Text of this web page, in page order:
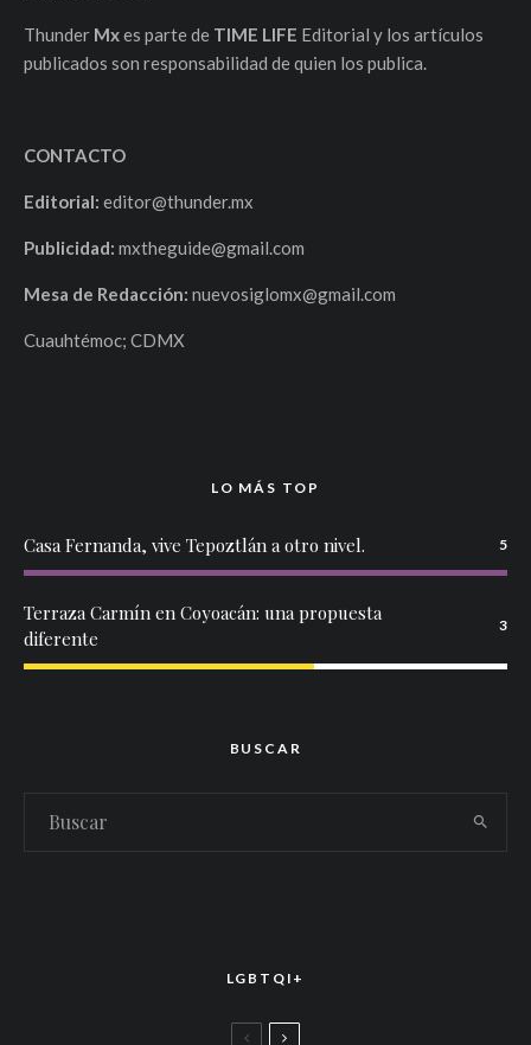
Thunder Mxes parte de TIME LIFE Editorial y los artículos
publicados son responsabilidad de quien los publica.
CONTACTO
Editorial: editor@thunder.mx
Publicidad: mxtheguide@gmail.com
Mesa de Redacción: nuevosiglomx@gmail.com
Cuauhtémoc; CDMX
LO MÁS TOP
Casa Fernanda, vive Tepoztlán a otro nivel. 5
Terraza Carmín en Coyoacán: una propuesta
diferente
3
BUSCAR
LGBTQI+